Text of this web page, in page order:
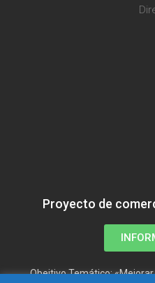
Proyecto de
Obejtivo Temático: «Mejorar